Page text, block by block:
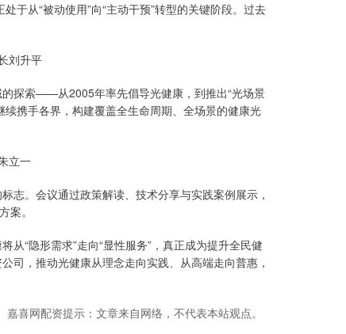
于从“被动使用”向“主动干预”转型的关键阶段。过去
刘升平
探索——从2005年率先倡导光健康，到推出“光场景
携手各界，构建覆盖全生命周期、全场景的健康光
立一
志。会议通过政策解读、技术分享与实践案例展示，
案。
“隐形需求”走向“显性服务”，真正成为提升全民健
司，推动光健康从理念走向实践、从高端走向普惠，
嘉喜网配资提示：文章来自网络，不代表本站观点。